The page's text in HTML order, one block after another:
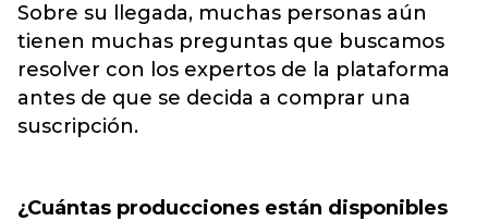
Sobre su llegada, muchas personas aún
tienen muchas preguntas que buscamos
resolver con los expertos de la plataforma
antes de que se decida a comprar una
suscripción.
¿Cuántas producciones están disponibles